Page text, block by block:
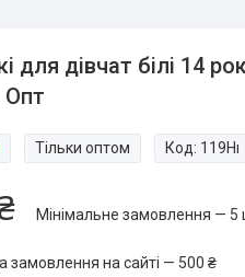
для дівчат білі 14
Опт
Тільки оптом Код: 119Hı
Мінімальне замовлення — 5
замовлення на сайті — 500 ₴